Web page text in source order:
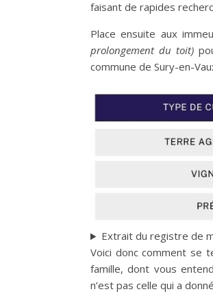
faisant de rapides
Place ensuite aux
prolongement du toit)
commune de Sury-en-
Extrait du registre de
Voici donc comment se
famille, dont vous
n’est pas celle qui a